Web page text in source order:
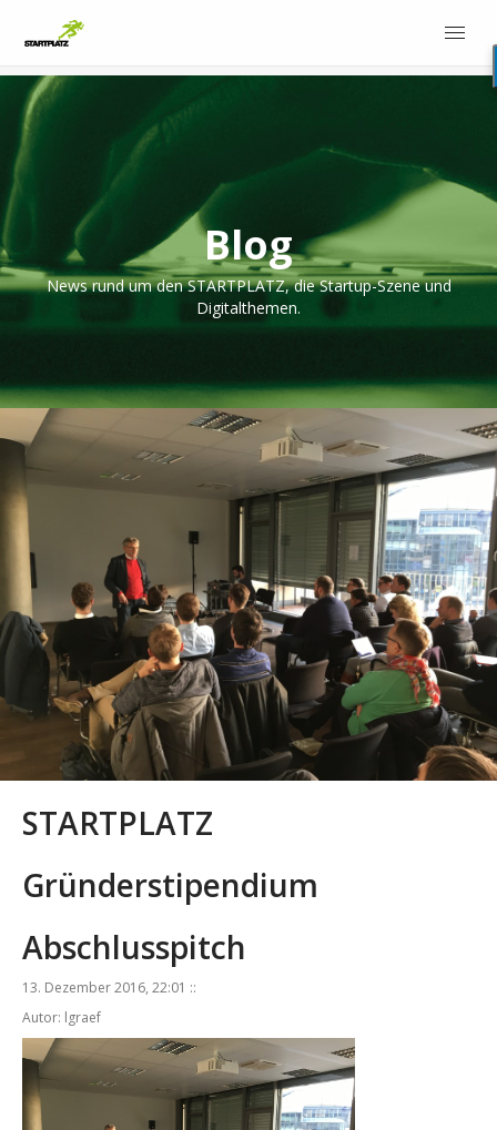
Blog
News rund um den STARTPLATZ, die Startup-Szene und
Digitalthemen.
STARTPLATZ
Gründerstipendium
Abschlusspitch
13. Dezember 2016, 22:01 ::
Autor: lgraef